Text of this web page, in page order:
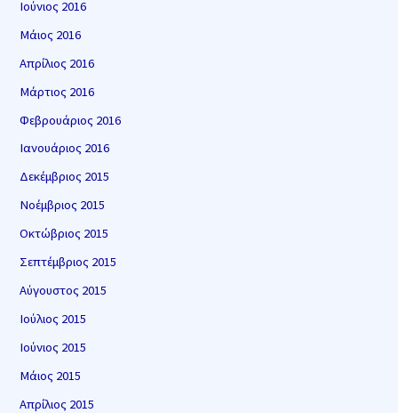
Ιούνιος 2016
Μάιος 2016
Απρίλιος 2016
Μάρτιος 2016
Φεβρουάριος 2016
Ιανουάριος 2016
Δεκέμβριος 2015
Νοέμβριος 2015
Οκτώβριος 2015
Σεπτέμβριος 2015
Αύγουστος 2015
Ιούλιος 2015
Ιούνιος 2015
Μάιος 2015
Απρίλιος 2015